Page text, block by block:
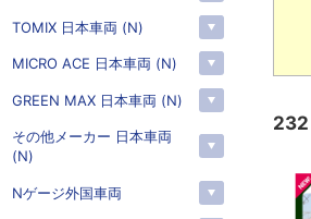
232
TOMIX 日本車両 (N)
MICRO ACE 日本車両 (N)
GREEN MAX 日本車両 (N)
その他メーカー 日本車両
(N)
Nゲージ外国車両